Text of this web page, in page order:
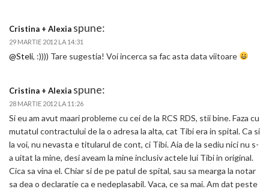
Cristina + Alexia spune:
29 MARTIE 2012 LA 14:31
@Steli, :)))) Tare sugestia! Voi incerca sa fac asta data viitoare
Cristina + Alexia spune:
28 MARTIE 2012 LA 11:26
Si eu am avut maari probleme cu cei de la RCS RDS, stii bine. Faza cu
mutatul contractului de la o adresa la alta, cat Tibi era in spital. Ca si
la voi, nu nevasta e titularul de cont, ci Tibi. Aia de la sediu nici nu s-
a uitat la mine, desi aveam la mine inclusiv actele lui Tibi in original.
Cica sa vina el. Chiar si de pe patul de spital, sau sa mearga la notar
sa dea o declaratie ca e nedeplasabil. Vaca, ce sa mai. Am dat peste